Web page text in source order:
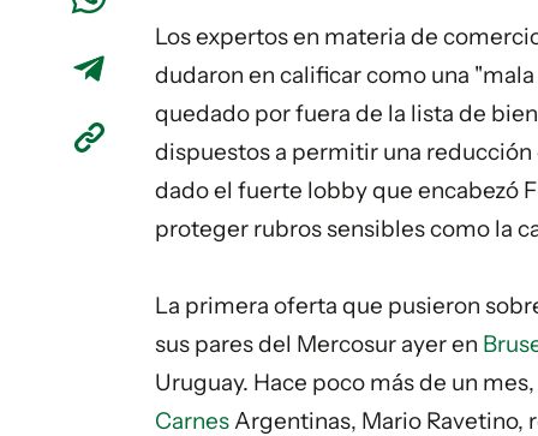
Los expertos en materia de
dudaron en calificar como una
quedado por fuera de la lista de
dispuestos a permitir una
dado el fuerte lobby que encabezó
proteger rubros sensibles como la
La primera oferta que pusieron
sus pares del Mercosur ayer en
Uruguay. Hace poco más de un
CarnesArgentinas, Mario Ravetino,